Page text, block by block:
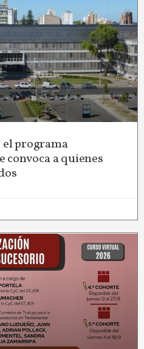
programa
convoca a quienes